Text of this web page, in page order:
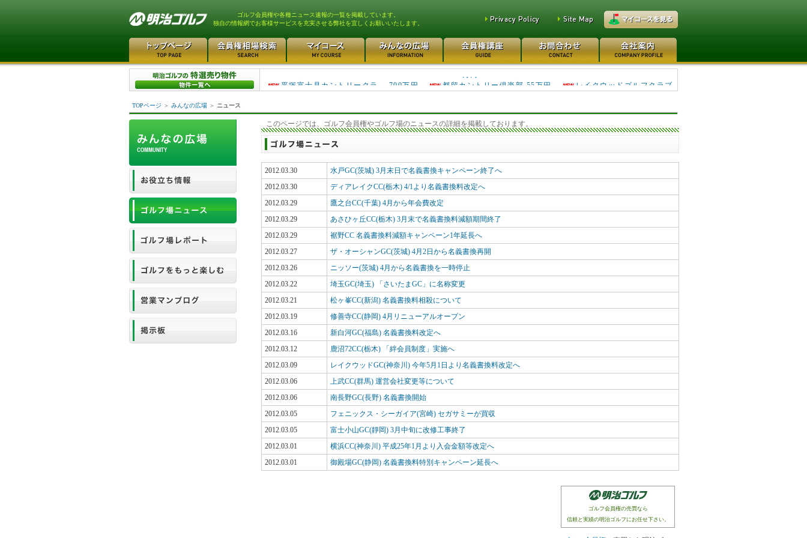
ゴルフ会員権や各種ニュース速報の一覧を掲載しています。
独自の情報網でお客様サービスを充実させる弊社を宜しくお願いいたします。
万円
TOPページ ＞ みんなの広場 ＞ ニュース
このページでは、ゴルフ会員権やゴルフ場のニュースの詳細を掲載しております。
2012.03.30
水戸GC(茨城) 3月末日で名義書換キャンペーン終了へ
2012.03.30
ディアレイクCC(栃木) 4/1より名義書換料改定へ
2012.03.29
鷹之台CC(千葉) 4月から年会費改定
2012.03.29
あさひヶ丘CC(栃木) 3月末で名義書換料減額期間終了
2012.03.29
裾野CC 名義書換料減額キャンペーン1年延長へ
2012.03.27
ザ・オーシャンGC(茨城) 4月2日から名義書換再開
2012.03.26
ニッソー(茨城) 4月から名義書換を一時停止
2012.03.22
埼玉GC(埼玉) 「さいたまGC」に名称変更
2012.03.21
松ヶ峯CC(新潟) 名義書換料相殺について
2012.03.19
修善寺CC(静岡) 4月リニューアルオープン
2012.03.16
新白河GC(福島) 名義書換料改定へ
2012.03.12
鹿沼72CC(栃木) 「絆会員制度」実施へ
2012.03.09
レイクウッドGC(神奈川) 今年5月1日より名義書換料改定へ
2012.03.06
上武CC(群馬) 運営会社変更等について
2012.03.06
南長野GC(長野) 名義書換開始
2012.03.05
フェニックス・シーガイア(宮崎) セガサミーが買収
2012.03.05
富士小山GC(靜岡) 3月中旬に改修工事終了
2012.03.01
横浜CC(神奈川) 平成25年1月より入会金額等改定へ
2012.03.01
御殿場GC(静岡) 名義書換料特別キャンペーン延長へ
ゴルフ会員権の売買なら
信頼と実績の明治ゴルフにお任せ下さい。